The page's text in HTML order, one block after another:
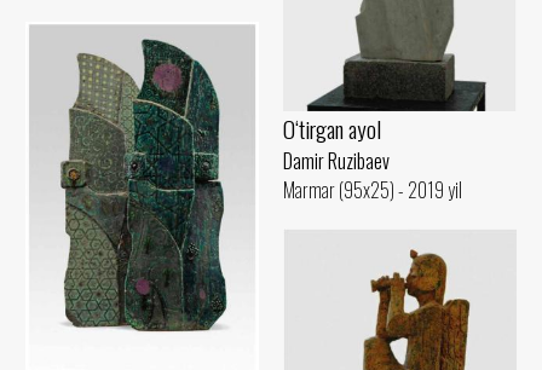
O‘tirgan ayol
Damir Ruzibaev
Marmar (95x25) - 2019 yil